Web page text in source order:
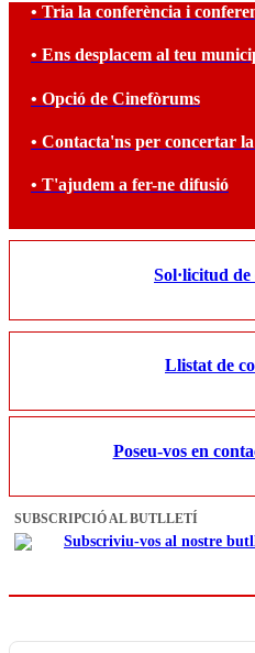
• Tria la conferència i
• Ens desplacem al teu
• Opció de Cinefòrums
• Contacta'ns per concertar
• T'ajudem a fer-ne difusió
Sol·licitud
Llistat de
Poseu-vos en
SUBSCRIPCIÓ AL BUTLLETÍ
Subscriviu-vos al nostre